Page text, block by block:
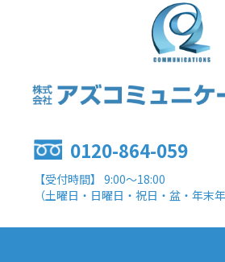
0120-864-059
【受付時間】 9:00～18:00
（土曜日・日曜日・祝日・盆・年末年